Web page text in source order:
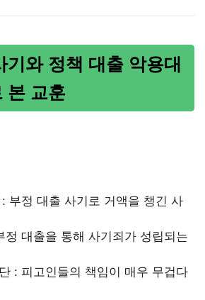
기와 정책 대출 악용대
본 교훈
부정 대출 사기로 거액을 챙긴 사
정 대출을 통해 사기죄가 성립되는
: 피고인들의 책임이 매우 무겁다